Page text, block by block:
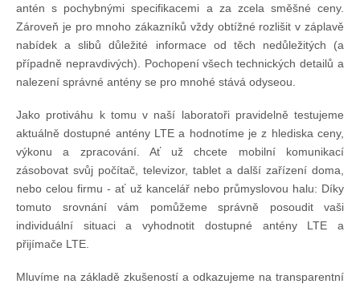
Modrá stuha
Pohárové závody
O lodích a plavbách
Technika lodí
antén s pochybnými specifikacemi a za zcela směšné ceny.
Zároveň je pro mnoho zákazníků vždy obtížné rozlišit v záplavě
nabídek a slibů důležité informace od těch nedůležitých (a
případně nepravdivých). Pochopení všech technických detailů a
nalezení správné antény se pro mnohé stává odyseou.
Jako protiváhu k tomu v naší laboratoři pravidelně testujeme
aktuálně dostupné antény LTE a hodnotíme je z hlediska ceny,
výkonu a zpracování. Ať už chcete mobilní komunikací
zásobovat svůj počítač, televizor, tablet a další zařízení doma,
nebo celou firmu - ať už kancelář nebo průmyslovou halu: Díky
tomuto srovnání vám pomůžeme správně posoudit vaši
individuální situaci a vyhodnotit dostupné antény LTE a
přijímače LTE.
Mluvíme na základě zkušeností a odkazujeme na transparentní